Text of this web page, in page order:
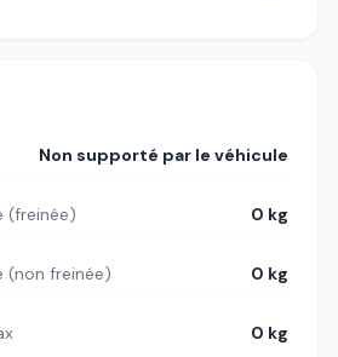
Non supporté par le véhicule
(freinée) 0 kg
(non freinée) 0 kg
0 kg